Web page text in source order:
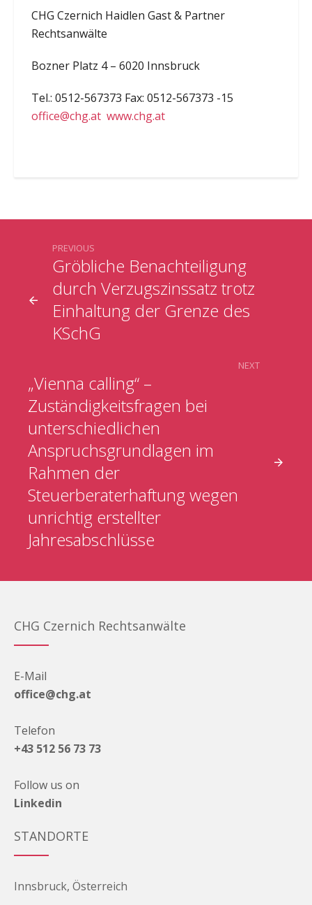
CHG Czernich Haidlen Gast & Partner
Rechtsanwälte
Bozner Platz 4 – 6020 Innsbruck
Tel.: 0512-567373 Fax: 0512-567373 -15
office@chg.at www.chg.at
Gröbliche Benachteiligung
durch Verzugszinssatz trotz
Einhaltung der Grenze des
KSchG
PREVIOUS
„Vienna calling“ –
Zuständigkeitsfragen bei
unterschiedlichen
Anspruchsgrundlagen im
Rahmen der
Steuerberaterhaftung wegen
unrichtig erstellter
Jahresabschlüsse
NEXT
CHG Czernich Rechtsanwälte
E-Mail
office@chg.at
Telefon
+43 512 56 73 73
Follow us on
Linkedin
STANDORTE
Innsbruck, Österreich